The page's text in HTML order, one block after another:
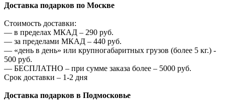
Доставка подарков по Москве
Стоимость доставки:
— в пределах МКАД – 290 руб.
— за пределами МКАД – 440 руб.
— «день в день» или крупногабаритных грузов (более 5 кг.) -
500 руб.
— БЕСПЛАТНО – при сумме заказа более – 5000 руб.
Срок доставки – 1-2 дня
Доставка подарков в Подмосковье